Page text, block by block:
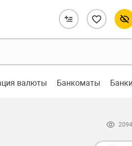
валюты Банкоматы Банки
2094